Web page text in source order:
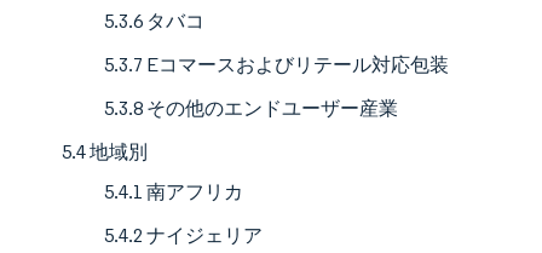
5.3.6 タバコ
5.3.7 Eコマースおよびリテール対応包装
5.3.8 その他のエンドユーザー産業
5.4 地域別
5.4.1 南アフリカ
5.4.2 ナイジェリア